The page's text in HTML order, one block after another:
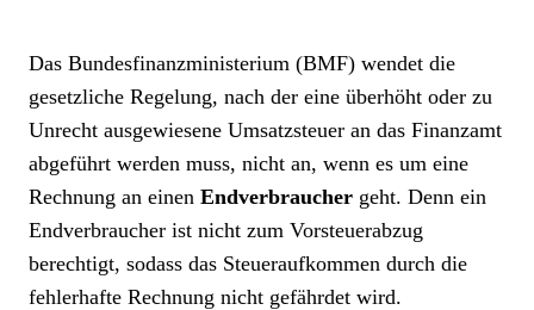
Das Bundesfinanzministerium (BMF) wendet die
gesetzliche Regelung, nach der eine überhöht oder zu
Unrecht ausgewiesene Umsatzsteuer an das Finanzamt
abgeführt werden muss, nicht an, wenn es um eine
Rechnung an einen Endverbraucher geht. Denn ein
Endverbraucher ist nicht zum Vorsteuerabzug
berechtigt, sodass das Steueraufkommen durch die
fehlerhafte Rechnung nicht gefährdet wird.